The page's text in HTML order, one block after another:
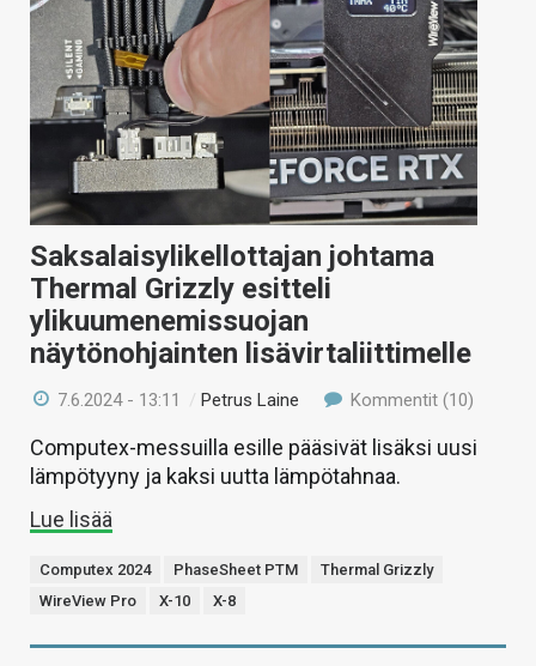
Saksalaisylikellottajan johtama
Thermal Grizzly esitteli
ylikuumenemissuojan
näytönohjainten lisävirtaliittimelle
7.6.2024 - 13:11 /Petrus Laine Kommentit (10)
Computex-messuilla esille pääsivät lisäksi uusi
lämpötyyny ja kaksi uutta lämpötahnaa.
Lue lisää
Computex 2024 PhaseSheet PTM
Thermal Grizzly
WireView Pro
X-10 X-8